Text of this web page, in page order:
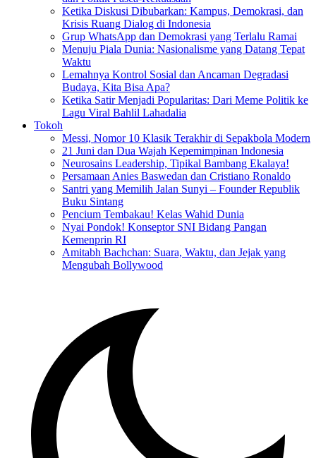
Ketika Diskusi Dibubarkan: Kampus, Demokrasi, dan
Krisis Ruang Dialog di Indonesia
Grup WhatsApp dan Demokrasi yang Terlalu Ramai
Menuju Piala Dunia: Nasionalisme yang Datang Tepat
Waktu
Lemahnya Kontrol Sosial dan Ancaman Degradasi
Budaya, Kita Bisa Apa?
Ketika Satir Menjadi Popularitas: Dari Meme Politik ke
Lagu Viral Bahlil Lahadalia
Tokoh
Messi, Nomor 10 Klasik Terakhir di Sepakbola Modern
21 Juni dan Dua Wajah Kepemimpinan Indonesia
Neurosains Leadership, Tipikal Bambang Ekalaya!
Persamaan Anies Baswedan dan Cristiano Ronaldo
Santri yang Memilih Jalan Sunyi – Founder Republik
Buku Sintang
Pencium Tembakau! Kelas Wahid Dunia
Nyai Pondok! Konseptor SNI Bidang Pangan
Kemenprin RI
Amitabh Bachchan: Suara, Waktu, dan Jejak yang
Mengubah Bollywood